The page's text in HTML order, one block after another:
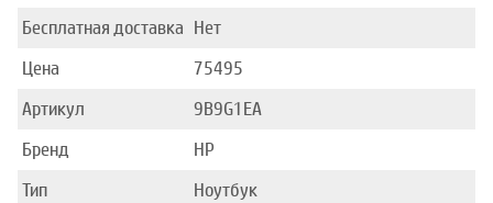
Бесплатная доставка Нет
Цена
75495
Артикул
9B9G1EA
Бренд
HP
Тип
Ноутбук